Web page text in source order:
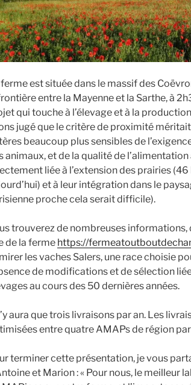
est située dans le massif des
entre la Mayenne et la Sarthe, à
qui touche à l’élevage et à la
jugé que le critère de proximité
beaucoup plus sensibles de
animaux, et de la qualité de l’alimentation
liée à l’extension des prairies (46
et à leur intégration dans le
proche cela serait difficile).
trouverez de nombreuses informations,
de la ferme https://
les vaches Salers, une race choisie
de modifications et de sélection
au cours des 50 dernières années.
aura que trois livraisons par an. Les
entre quatre AMAPs de région
terminer cette présentation, je vous
et Marion : « Pour nous, le meilleur